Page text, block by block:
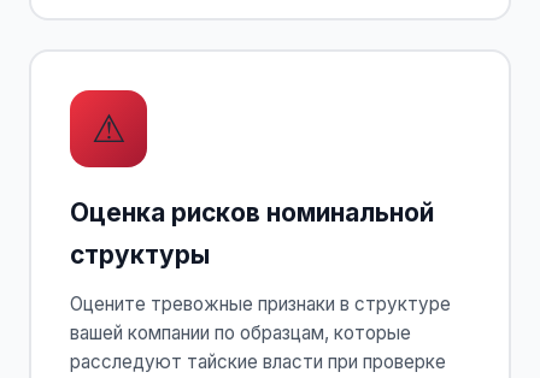
⚠
Оценка рисков номинальной
структуры
Оцените тревожные признаки в структуре
вашей компании по образцам, которые
расследуют тайские власти при проверке